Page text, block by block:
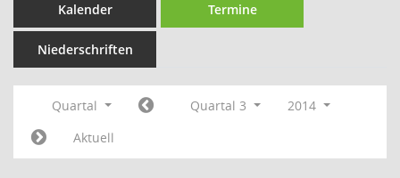
Kalender Termine
Niederschriften
Quartal Quartal 3
2014
Aktuell